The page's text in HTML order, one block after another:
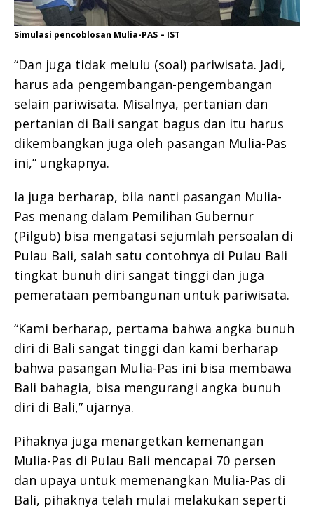
Simulasi pencoblosan Mulia-PAS – IST
“Dan juga tidak melulu (soal) pariwisata. Jadi,
harus ada pengembangan-pengembangan
selain pariwisata. Misalnya, pertanian dan
pertanian di Bali sangat bagus dan itu harus
dikembangkan juga oleh pasangan Mulia-Pas
ini,” ungkapnya.
Ia juga berharap, bila nanti pasangan Mulia-
Pas menang dalam Pemilihan Gubernur
(Pilgub) bisa mengatasi sejumlah persoalan di
Pulau Bali, salah satu contohnya di Pulau Bali
tingkat bunuh diri sangat tinggi dan juga
pemerataan pembangunan untuk pariwisata.
“Kami berharap, pertama bahwa angka bunuh
diri di Bali sangat tinggi dan kami berharap
bahwa pasangan Mulia-Pas ini bisa membawa
Bali bahagia, bisa mengurangi angka bunuh
diri di Bali,” ujarnya.
Pihaknya juga menargetkan kemenangan
Mulia-Pas di Pulau Bali mencapai 70 persen
dan upaya untuk memenangkan Mulia-Pas di
Bali, pihaknya telah mulai melakukan seperti